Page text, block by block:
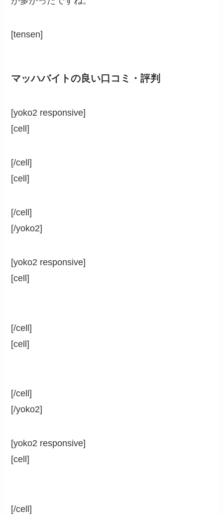
[tensen]
マッハバイトの良い口コミ・評判
[yoko2 responsive]
[cell]
[/cell]
[cell]
[/cell]
[/yoko2]
[yoko2 responsive]
[cell]
[/cell]
[cell]
[/cell]
[/yoko2]
[yoko2 responsive]
[cell]
[/cell]